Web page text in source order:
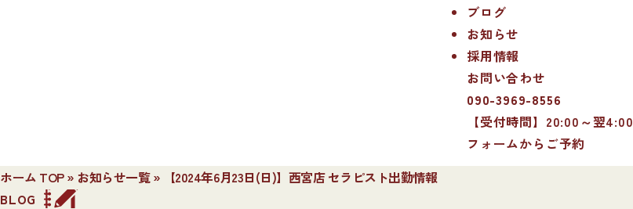
ブログ
お知らせ
採用情報
お問い合わせ
090-3969-8556
【受付時間】20:00～翌4:00
フォームからご予約
ホーム TOP» お知らせ一覧»
【2024年6月23日(日)】西宮店 セラピスト出勤情報
BLOG